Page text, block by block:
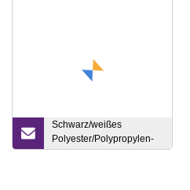
Schwarz/weißes
Polyester/Polypropylen-
Filament aus